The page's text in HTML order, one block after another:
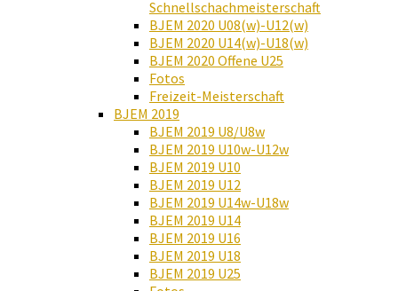
Schnellschachmeisterschaft
BJEM 2020 U08(w)-U12(w)
BJEM 2020 U14(w)-U18(w)
BJEM 2020 Offene U25
Fotos
Freizeit-Meisterschaft
BJEM 2019
BJEM 2019 U8/U8w
BJEM 2019 U10w-U12w
BJEM 2019 U10
BJEM 2019 U12
BJEM 2019 U14w-U18w
BJEM 2019 U14
BJEM 2019 U16
BJEM 2019 U18
BJEM 2019 U25